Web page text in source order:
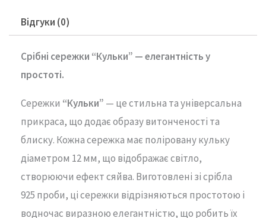
Відгуки (0)
Срібні сережки “Кульки” —елегантністьу
простоті.
Сережки “Кульки” — цестильна тауніверсальна
прикраса, щододаєобразувитонченості та
блиску. Кожнасережка має полірованукульку
діаметром 12мм, що відображаєсвітло,
створюючи ефектсяйва. Виготовлені зісрібла
925 проби, цісережки відрізняються простотою і
водночас виразноюелегантністю, що робитьїх